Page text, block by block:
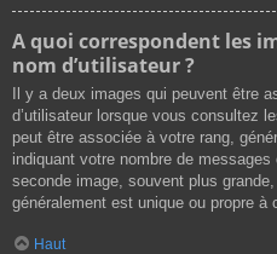
A quoi correspondent les
nom d’utilisateur ?
Il y a deux images qui peuvent être
d’utilisateur lorsque vous consultez
peut être associée à votre rang,
indiquant votre nombre de
seconde image, souvent plus
généralement est unique ou propre à
Haut